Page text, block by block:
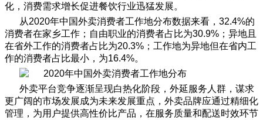
化，消费需求增长促进餐饮行业迅猛发展。
从2020年中国外卖消费者工作地分布数据来看，32.4%的
消费者在家乡工作；自由职业的消费者占比为30.9%；异地且
在省外工作的消费者占比为20.3%；工作地为异地但在省内工
作的消费者占比最小，为16.4%。
外卖平台竞争逐渐呈现白热化阶段，外延服务人群，谋求
更广阔的市场发展成为未来发展重点，外卖品牌应通过精细化
管理，为用户提供高性价比产品，在服务质量和配送时效环节